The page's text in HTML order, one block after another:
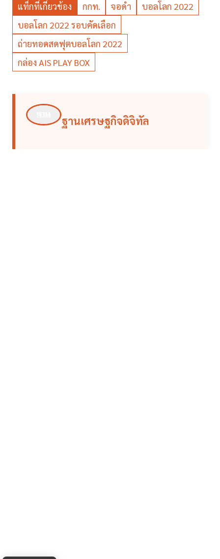
แท็กที่เกี่ยวข้อง กกท. จอดำ
บอลโลก 2022
บอลโลก 2022 รอบคัดเลือก
ถ่ายทอดสดฟุตบอลโลก 2022
กล่อง AIS PLAY BOX
ฐานเศรษฐกิจดิจิทัล